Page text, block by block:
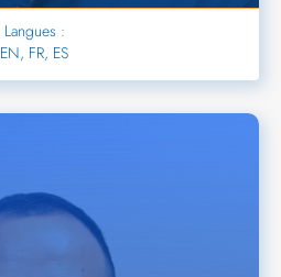
Langues :
EN, FR, ES